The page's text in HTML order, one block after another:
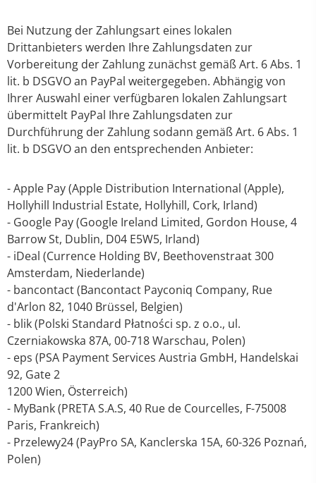
Bei Nutzung der Zahlungsart eines lokalen
Drittanbieters werden Ihre Zahlungsdaten zur
Vorbereitung der Zahlung zunächst gemäß Art. 6 Abs. 1
lit. b DSGVO an PayPal weitergegeben. Abhängig von
Ihrer Auswahl einer verfügbaren lokalen Zahlungsart
übermittelt PayPal Ihre Zahlungsdaten zur
Durchführung der Zahlung sodann gemäß Art. 6 Abs. 1
lit. b DSGVO an den entsprechenden Anbieter:
- Apple Pay (Apple Distribution International (Apple),
Hollyhill Industrial Estate, Hollyhill, Cork, Irland)
- Google Pay (Google Ireland Limited, Gordon House, 4
Barrow St, Dublin, D04 E5W5, Irland)
- iDeal (Currence Holding BV, Beethovenstraat 300
Amsterdam, Niederlande)
- bancontact (Bancontact Payconiq Company, Rue
d'Arlon 82, 1040 Brüssel, Belgien)
- blik (Polski Standard Płatności sp. z o.o., ul.
Czerniakowska 87A, 00-718 Warschau, Polen)
- eps (PSA Payment Services Austria GmbH, Handelskai
92, Gate 2
1200 Wien, Österreich)
- MyBank (PRETA S.A.S, 40 Rue de Courcelles, F-75008
Paris, Frankreich)
- Przelewy24 (PayPro SA, Kanclerska 15A, 60-326 Poznań,
Polen)